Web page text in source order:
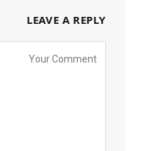
LEAVE A REPLY